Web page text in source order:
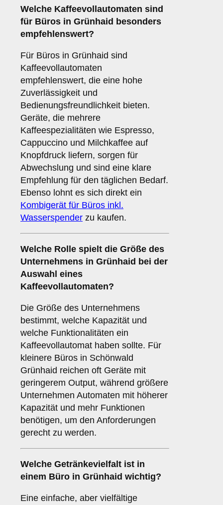
Welche Kaffeevollautomaten sind
für Büros in Grünhaid besonders
empfehlenswert?
Für Büros in Grünhaid sind
Kaffeevollautomaten
empfehlenswert, die eine hohe
Zuverlässigkeit und
Bedienungsfreundlichkeit bieten.
Geräte, die mehrere
Kaffeespezialitäten wie Espresso,
Cappuccino und Milchkaffee auf
Knopfdruck liefern, sorgen für
Abwechslung und sind eine klare
Empfehlung für den täglichen Bedarf.
Ebenso lohnt es sich direkt ein
Kombigerät für Büros inkl.
Wasserspender zu kaufen.
Welche Rolle spielt die Größe des
Unternehmens in Grünhaid bei der
Auswahl eines
Kaffeevollautomaten?
Die Größe des Unternehmens
bestimmt, welche Kapazität und
welche Funktionalitäten ein
Kaffeevollautomat haben sollte. Für
kleinere Büros in Schönwald
Grünhaid reichen oft Geräte mit
geringerem Output, während größere
Unternehmen Automaten mit höherer
Kapazität und mehr Funktionen
benötigen, um den Anforderungen
gerecht zu werden.
Welche Getränkevielfalt ist in
einem Büro in Grünhaid wichtig?
Eine einfache, aber vielfältige